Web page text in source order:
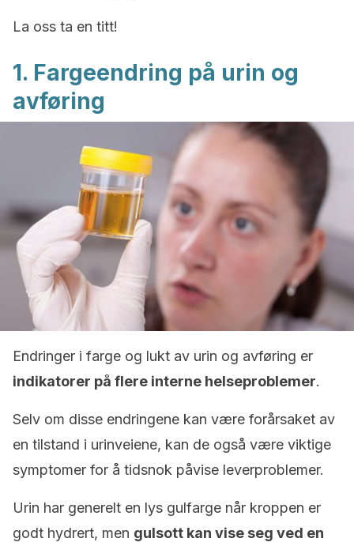
La oss ta en titt!
1. Fargeendring på urin og
avføring
Endringer i farge og lukt av urin og avføring er
indikatorer på flere interne helseproblemer.
Selv om disse endringene kan være forårsaket av
en tilstand i urinveiene, kan de også være viktige
symptomer for å tidsnok påvise leverproblemer.
Urin har generelt en lys gulfarge når kroppen er
godt hydrert, men gulsott kan vise seg ved en